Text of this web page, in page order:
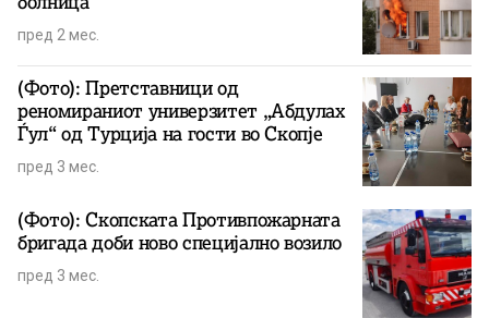
пред 2 мес.
(Фото): Претставници од
реномираниот универзитет „Абдулах
Ѓул“ од Турција на гости во Скопје
пред 3 мес.
(Фото): Скопската Противпожарната
бригада доби ново специјално возило
пред 3 мес.